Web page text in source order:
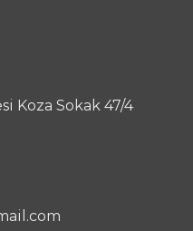
Koza Sokak 47/4